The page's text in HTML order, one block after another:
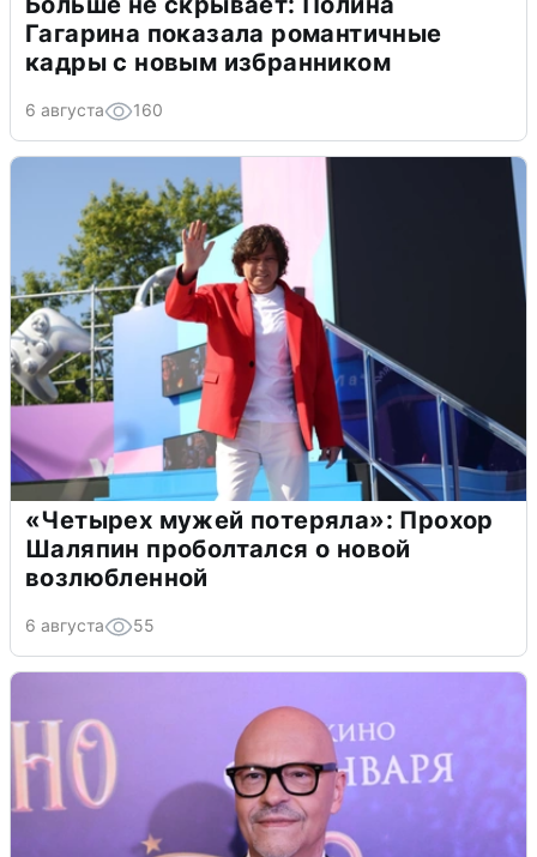
Гагарина показала романтичные
кадры с новым избранником
6 августа 160
«Четырех мужей потеряла»: Прохор
Шаляпин проболтался о новой
возлюбленной
6 августа 55